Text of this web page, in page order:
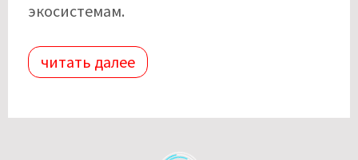
экосистемам.
читать далее